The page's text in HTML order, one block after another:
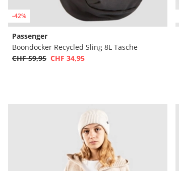
-42%
Passenger
Boondocker Recycled Sling 8L Tasche
CHF 59,95 CHF 34,95